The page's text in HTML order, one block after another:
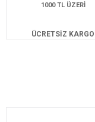
1000 TL ÜZERİ
ÜCRETSİZ KARGO